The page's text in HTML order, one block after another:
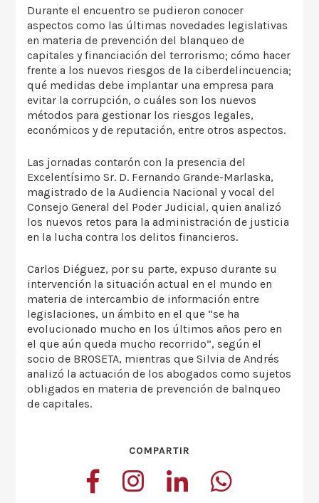
Durante el encuentro se pudieron conocer
aspectos como las últimas novedades legislativas
en materia de prevención del blanqueo de
capitales y financiación del terrorismo; cómo hacer
frente a los nuevos riesgos de la ciberdelincuencia;
qué medidas debe implantar una empresa para
evitar la corrupción, o cuáles son los nuevos
métodos para gestionar los riesgos legales,
económicos y de reputación, entre otros aspectos.
Las jornadas contarón con la presencia del
Excelentísimo Sr. D. Fernando Grande-Marlaska,
magistrado de la Audiencia Nacional y vocal del
Consejo General del Poder Judicial, quien analizó
los nuevos retos para la administración de justicia
en la lucha contra los delitos financieros.
Carlos Diéguez, por su parte, expuso durante su
intervención la situación actual en el mundo en
materia de intercambio de información entre
legislaciones, un ámbito en el que “se ha
evolucionado mucho en los últimos años pero en
el que aún queda mucho recorrido”, según el
socio de BROSETA, mientras que Silvia de Andrés
analizó la actuación de los abogados como sujetos
obligados en materia de prevención de balnqueo
de capitales.
COMPARTIR